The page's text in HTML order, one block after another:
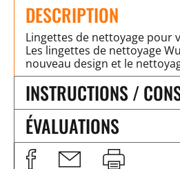
DESCRIPTION
Lingettes de nettoyage pour
Les lingettes de nettoyage
nouveau design et le
INSTRUCTIONS /
ÉVALUATIONS